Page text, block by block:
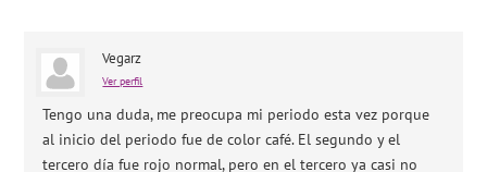
Vegarz
Ver perfil
Tengo una duda, me preocupa mi periodo esta vez porque
al inicio del periodo fue de color café. El segundo y el
tercero día fue rojo normal, pero en el tercero ya casi no